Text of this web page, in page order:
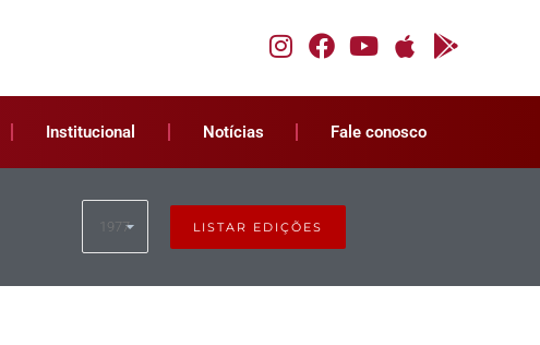
Institucional Notícias Fale conosco